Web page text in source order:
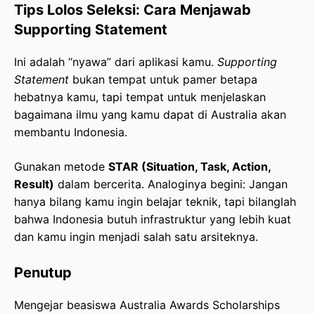
Tips Lolos Seleksi: Cara Menjawab
Supporting Statement
Ini adalah “nyawa” dari aplikasi kamu. Supporting
Statement bukan tempat untuk pamer betapa
hebatnya kamu, tapi tempat untuk menjelaskan
bagaimana ilmu yang kamu dapat di Australia akan
membantu Indonesia.
Gunakan metode STAR (Situation, Task, Action,
Result) dalam bercerita. Analoginya begini: Jangan
hanya bilang kamu ingin belajar teknik, tapi bilanglah
bahwa Indonesia butuh infrastruktur yang lebih kuat
dan kamu ingin menjadi salah satu arsiteknya.
Penutup
Mengejar beasiswa Australia Awards Scholarships